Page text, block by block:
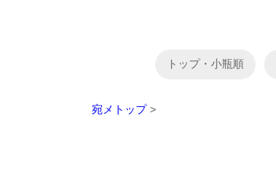
トップ・小瓶順
宛メトップ >